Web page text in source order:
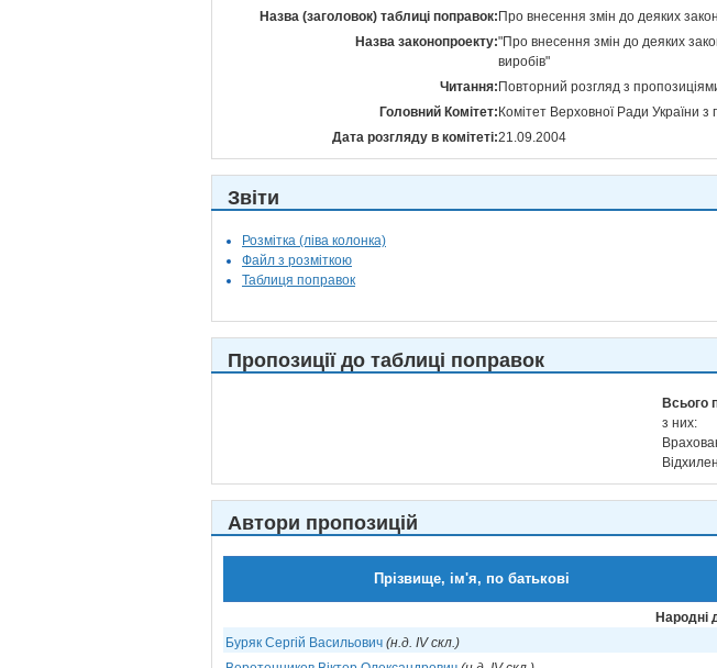
Назва (заголовок) таблиці поправок: Про внесення змін до деяких
Назва законопроекту:"Про внесення змін до деяких
виробів"
Читання: Повторний розгляд з
Головний Комітет: Комітет Верховної Ради України з
Дата розгляду в комітеті:21.09.2004
Звіти
Розмітка (ліва колонка)
Файл з розміткою
Таблиця поправок
Пропозиції до таблиці поправок
Всього
з них:
Автори пропозицій
Прізвище, ім'я, по батькові
Народні
Буряк Сергій Васильович (н.д. IV скл.)